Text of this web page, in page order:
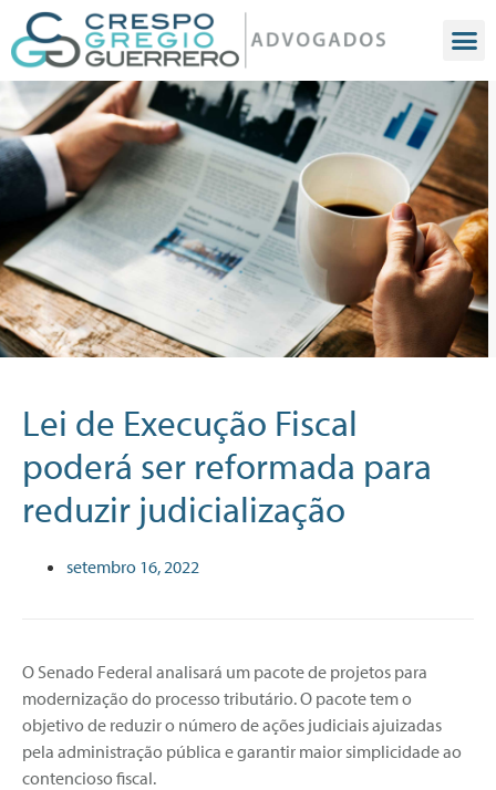
Lei de Execução Fiscal
poderá ser reformada para
reduzir judicialização
setembro 16, 2022
O Senado Federal analisará um pacote de projetos para
modernização do processo tributário. O pacote tem o
objetivo de reduzir o número de ações judiciais ajuizadas
pela administração pública e garantir maior simplicidade ao
contencioso fiscal.